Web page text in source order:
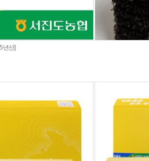
년산]